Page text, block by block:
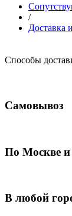
/
Доставка
Способы
Самовывоз
По Москве и
В любой